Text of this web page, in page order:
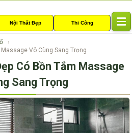
Nội Thất Đẹp Thi Công
l
a
v
i
g
Vô Cùng Sang Trọng
Có Bồn Tắm Massage
Sang Trọng